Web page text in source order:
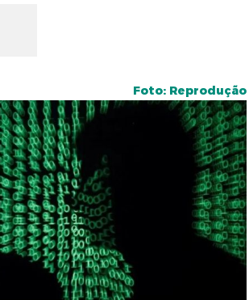
Foto: Reprodução